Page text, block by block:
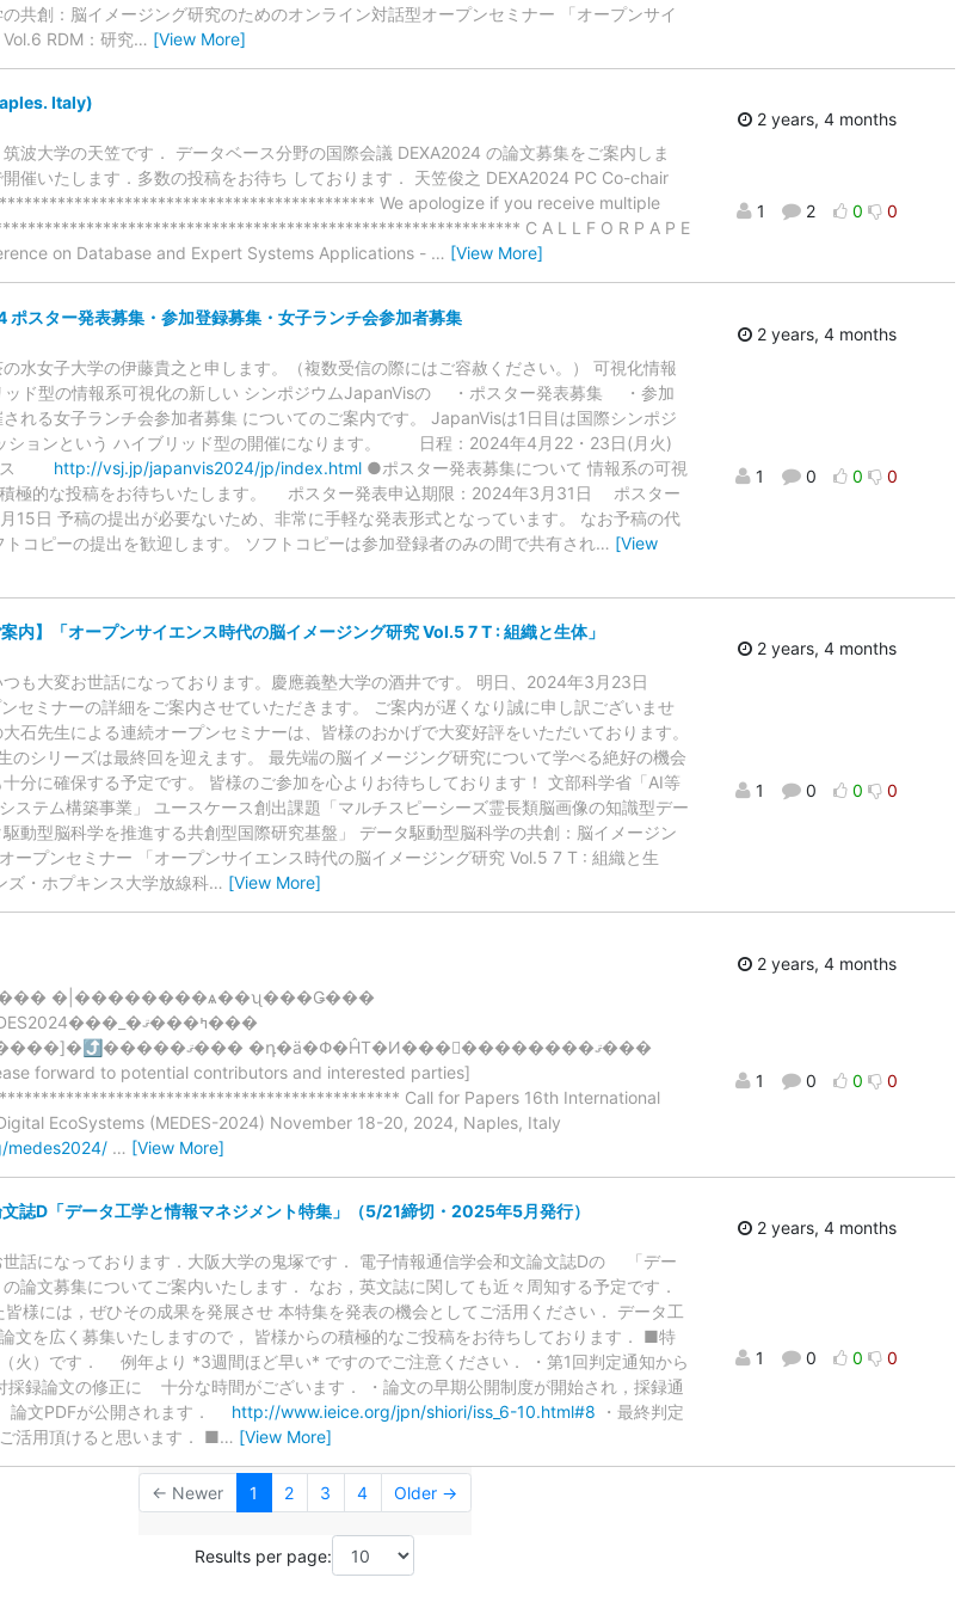
共創：脳イメージング研究のためのオンライン対話型オープンセミナー 「オープンサイ
RDM：研究… [View More]
Italy)
波大学の天笠です． データベース分野の国際会議 DEXA2024 の論文募集をご案内しま
催いたします．多数の投稿をお待ち しております． 天笠俊之 DEXA2024 PC Co-chair
We apologize if you receive multiple
C A L L F O R P A P E
on Database and Expert Systems Applications - … [View More]
2 years, 4 months
1 2 0 0
スター発表募集・参加登録募集・女子ランチ会参加者募集
水女子大学の伊藤貴之と申します。（複数受信の際にはご容赦ください。） 可視化情報
ッド型の情報系可視化の新しい シンポジウムJapanVisの ・ポスター発表募集 ・参加
る女子ランチ会参加者募集 についてのご案内です。 JapanVisは1日目は国際シンポジ
ションという ハイブリッド型の開催になります。 日程：2024年4月22・23日(月火)
ス http://vsj.jp/japanvis2024/jp/index.html ●ポスター発表募集について 情報系の可視
積極的な投稿をお待ちいたします。 ポスター発表申込期限：2024年3月31日 ポスター
15日 予稿の提出が必要ないため、非常に手軽な発表形式となっています。 なお予稿の代
コピーの提出を歓迎します。 ソフトコピーは参加登録者のみの間で共有され… [View
2 years, 4 months
1 0 0 0
内】「オープンサイエンス時代の脳イメージング研究 Vol.5 7 T : 組織と生体」
も大変お世話になっております。慶應義塾大学の酒井です。 明日、2024年3月23日
セミナーの詳細をご案内させていただきます。 ご案内が遅くなり誠に申し訳ございませ
石先生による連続オープンセミナーは、皆様のおかげで大変好評をいただいております。
のシリーズは最終回を迎えます。 最先端の脳イメージング研究について学べる絶好の機会
分に確保する予定です。 皆様のご参加を心よりお待ちしております！ 文部科学省「AI等
ステム構築事業」 ユースケース創出課題「マルチスピーシーズ霊長類脳画像の知識型デー
動型脳科学を推進する共創型国際研究基盤」 データ駆動型脳科学の共創：脳イメージン
ープンセミナー 「オープンサイエンス時代の脳イメージング研究 Vol.5 7 T : 組織と生
ズ・ホプキンス大学放線科… [View More]
2 years, 4 months
1 0 0 0
forward to potential contributors and interested parties]
Call for Papers 16th International
EcoSystems (MEDES-2024) November 18-20, 2024, Naples, Italy
medes2024/ … [View More]
2 years, 4 months
1 0 0 0
誌D「データ工学と情報マネジメント特集」（5/21締切・2025年5月発行）
世話になっております．大阪大学の鬼塚です． 電子情報通信学会和文論文誌Dの 「デー
論文募集についてご案内いたします． なお，英文誌に関しても近々周知する予定です．
様には，ぜひその成果を発展させ 本特集を発表の機会としてご活用ください． データ工
文を広く募集いたしますので， 皆様からの積極的なご投稿をお待ちしております． ■特
火）です． 例年より *3週間ほど早い* ですのでご注意ください． ・第1回判定通知から
採録論文の修正に 十分な時間がございます． ・論文の早期公開制度が開始され，採録通
論文PDFが公開されます． http://www.ieice.org/jpn/shiori/iss_6-10.html#8 ・最終判定
活用頂けると思います． ■… [View More]
2 years, 4 months
1 0 0 0
← Newer 1 2 3 4 Older →
Results per page: